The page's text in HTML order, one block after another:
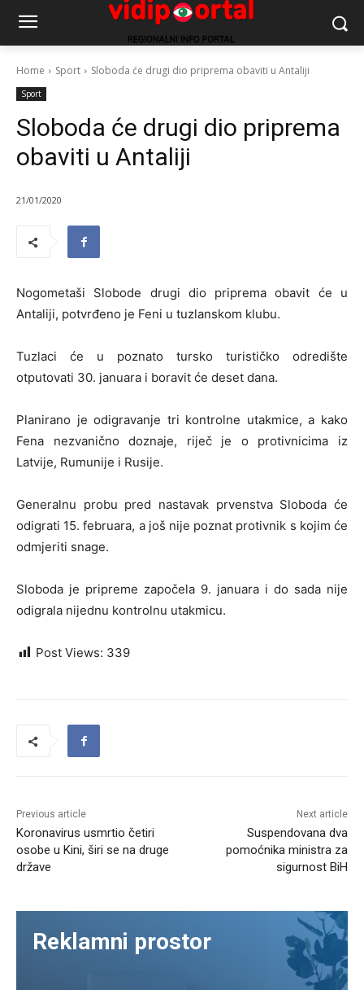
Home Sport Sloboda će drugi dio priprema obaviti u Antaliji
Sport
Sloboda će drugi dio priprema
obaviti u Antaliji
21/01/2020
Nogometaši Slobode drugi dio priprema obavit će u
Antaliji, potvrđeno je Feni u tuzlanskom klubu.
Tuzlaci će u poznato tursko turističko odredište
otputovati 30. januara i boravit će deset dana.
Planirano je odigravanje tri kontrolne utakmice, a kako
Fena nezvanično doznaje, riječ je o protivnicima iz
Latvije, Rumunije i Rusije.
Generalnu probu pred nastavak prvenstva Sloboda će
odigrati 15. februara, a još nije poznat protivnik s kojim će
odmjeriti snage.
Sloboda je pripreme započela 9. januara i do sada nije
odigrala nijednu kontrolnu utakmicu.
Post Views: 339
Previous article
Koronavirus usmrtio četiri
osobe u Kini, širi se na druge
države
Next article
Suspendovana dva
pomoćnika ministra za
sigurnost BiH
Reklamni prostor